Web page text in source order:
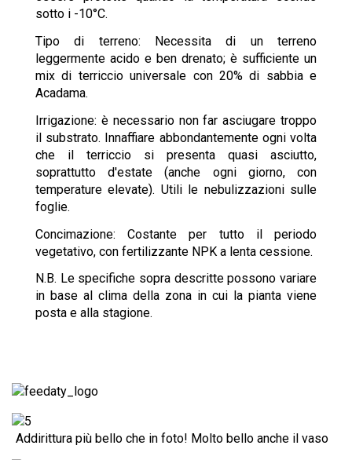
sotto i -10°C.
Tipo di terreno: Necessita di un terreno
leggermente acido e ben drenato; è sufficiente un
mix di terriccio universale con 20% di sabbia e
Acadama.
Irrigazione: è necessario non far asciugare troppo
il substrato. Innaffiare abbondantemente ogni volta
che il terriccio si presenta quasi asciutto,
soprattutto d'estate (anche ogni giorno, con
temperature elevate). Utili le nebulizzazioni sulle
foglie.
Concimazione: Costante per tutto il periodo
vegetativo, con fertilizzante NPK a lenta cessione.
N.B. Le specifiche sopra descritte possono variare
in base al clima della zona in cui la pianta viene
posta e alla stagione.
Addirittura più bello che in foto! Molto bello anche il vaso